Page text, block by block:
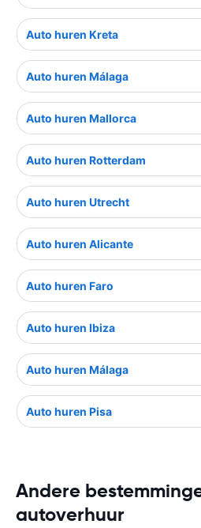
Auto huren Kreta
Auto huren Málaga
Auto huren Mallorca
Auto huren Rotterdam
Auto huren Utrecht
Auto huren Alicante
Auto huren Faro
Auto huren Ibiza
Auto huren Málaga
Auto huren Pisa
Andere
autoverhuur